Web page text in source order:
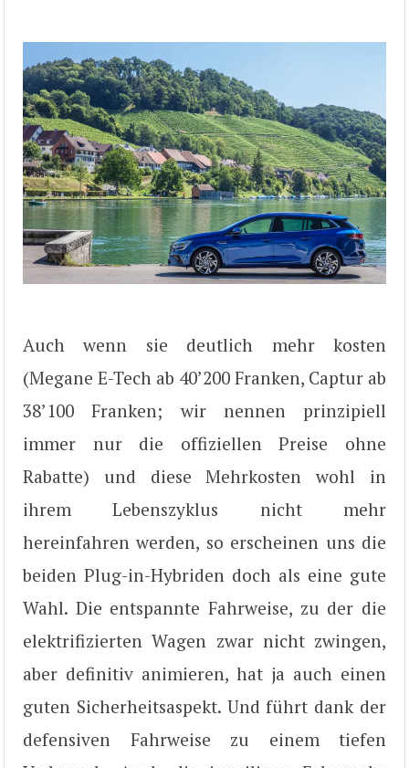
Auch wenn sie deutlich mehr kosten
(Megane E-Tech ab 40’200 Franken, Captur ab
38’100 Franken; wir nennen prinzipiell
immer nur die offiziellen Preise ohne
Rabatte) und diese Mehrkosten wohl in
ihrem Lebenszyklus nicht mehr
hereinfahren werden, so erscheinen uns die
beiden Plug-in-Hybriden doch als eine gute
Wahl. Die entspannte Fahrweise, zu der die
elektrifizierten Wagen zwar nicht zwingen,
aber definitiv animieren, hat ja auch einen
guten Sicherheitsaspekt. Und führt dank der
defensiven Fahrweise zu einem tiefen